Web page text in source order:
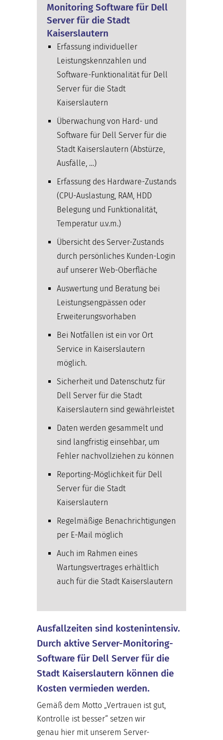
Monitoring Software für Dell
Server für die Stadt
Kaiserslautern
Erfassung individueller
Leistungskennzahlen und
Software-Funktionalität für Dell
Server für die Stadt
Kaiserslautern
Überwachung von Hard- und
Software für Dell Server für die
Stadt Kaiserslautern (Abstürze,
Ausfälle, …)
Erfassung des Hardware-Zustands
(CPU-Auslastung, RAM, HDD
Belegung und Funktionalität,
Temperatur u.v.m.)
Übersicht des Server-Zustands
durch persönliches Kunden-Login
auf unserer Web-Oberfläche
Auswertung und Beratung bei
Leistungsengpässen oder
Erweiterungsvorhaben
Bei Notfällen ist ein vor Ort
Service in Kaiserslautern
möglich.
Sicherheit und Datenschutz für
Dell Server für die Stadt
Kaiserslautern sind gewährleistet
Daten werden gesammelt und
sind langfristig einsehbar, um
Fehler nachvollziehen zu können
Reporting-Möglichkeit für Dell
Server für die Stadt
Kaiserslautern
Regelmäßige Benachrichtigungen
per E-Mail möglich
Auch im Rahmen eines
Wartungsvertrages erhältlich
auch für die Stadt Kaiserslautern
Ausfallzeiten sind kostenintensiv.
Durch aktive Server-Monitoring-
Software für Dell Server für die
Stadt Kaiserslautern können die
Kosten vermieden werden.
Gemäß dem Motto „Vertrauen ist gut,
Kontrolle ist besser“ setzen wir
genau hier mit unserem Server-